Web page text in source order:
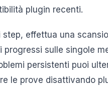
plugin recenti.
step, effettua una
progressi sulle singole
persistenti puoi
le prove disattivando